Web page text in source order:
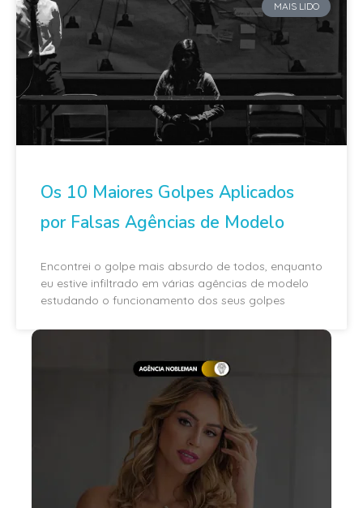
MAIS LIDO
Os 10 Maiores Golpes Aplicados
por Falsas Agências de Modelo
Encontrei o golpe mais absurdo de todos, enquanto
eu estive infiltrado em várias agências de modelo
estudando o funcionamento dos seus golpes